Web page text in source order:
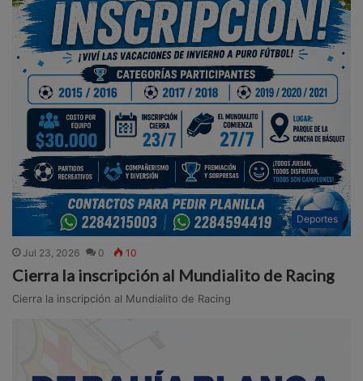
Deportes
Jul 23, 2026 0 10
Cierra la inscripción al Mundialito de Racing
Cierra la inscripción al Mundialito de Racing